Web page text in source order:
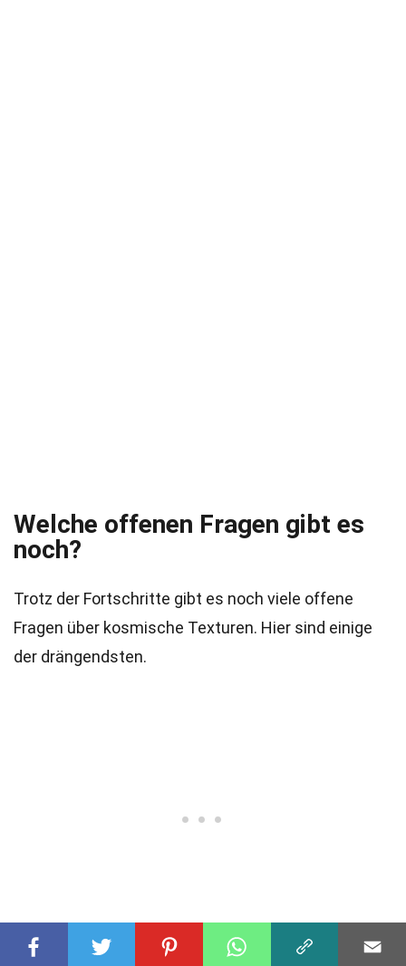
Welche offenen Fragen gibt es
noch?
Trotz der Fortschritte gibt es noch viele offene
Fragen über kosmische Texturen. Hier sind einige
der drängendsten.
31 Wie häufig sind sie wirklich? : Die genaue